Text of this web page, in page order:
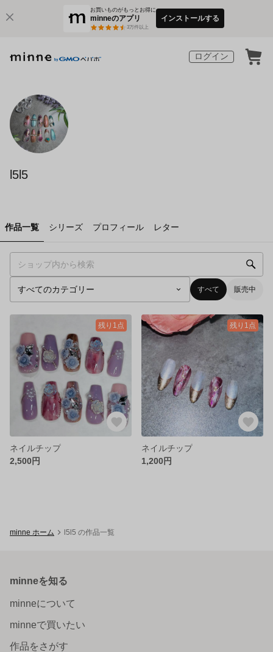
お買いものがもっとお得に
minneのアプリ
3万件以上
インストールする
ログイン
l5l5
作品一覧 シリーズ プロフィール レター
すべて 販売中
残り1点
ネイルチップ
2,500円
残り1点
ネイルチップ
1,200円
minne ホーム l5l5 の作品一覧
minneを知る
minneについて
minneで買いたい
作品をさがす